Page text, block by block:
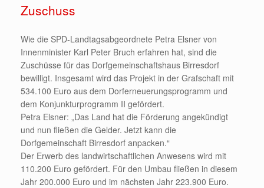
Zuschuss
Wie die SPD-Landtagsabgeordnete Petra Elsner von
Innenminister Karl Peter Bruch erfahren hat, sind die
Zuschüsse für das Dorfgemeinschaftshaus Birresdorf
bewilligt. Insgesamt wird das Projekt in der Grafschaft mit
534.100 Euro aus dem Dorferneuerungsprogramm und
dem Konjunkturprogramm II gefördert.
Petra Elsner: „Das Land hat die Förderung angekündigt
und nun fließen die Gelder. Jetzt kann die
Dorfgemeinschaft Birresdorf anpacken.“
Der Erwerb des landwirtschaftlichen Anwesens wird mit
110.200 Euro gefördert. Für den Umbau fließen in diesem
Jahr 200.000 Euro und im nächsten Jahr 223.900 Euro.